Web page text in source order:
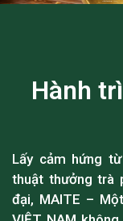
Hành
Lấy cảm hứng
thuật thưởng trà
đại, MAITE –